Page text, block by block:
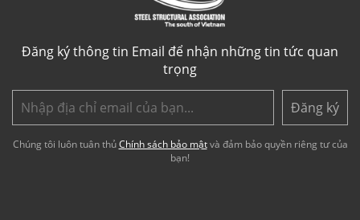
Đăng ký thông tin Email để nhận những tin tức quan
trọng
Đăng ký
Chúng tôi luôn tuân thủChính sách bảo mậtvà đảm bảo quyền riêng tư của
bạn!